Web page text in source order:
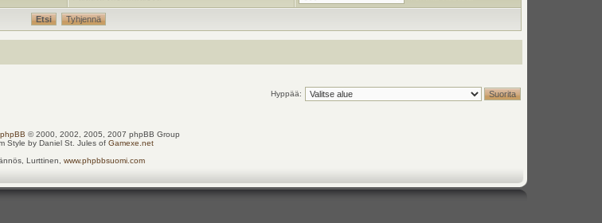
Hyppää:
phpBB © 2000, 2002, 2005, 2007 phpBB Group
Style by Daniel St. Jules ofGamexe.net
Lurttinen,www.phpbbsuomi.com